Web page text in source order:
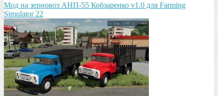
Мод на зeрновоз АНП-55 Кобзарeнко v1.0 для Farming
Simulator 22